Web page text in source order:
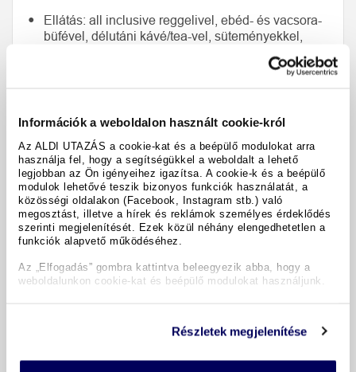
Információk a weboldalon használt cookie-król
Az ALDI UTAZÁS a cookie-kat és a beépülő modulokat arra
használja fel, hogy a segítségükkel a weboldalt a lehető
legjobban az Ön igényeihez igazítsa. A cookie-k és a beépülő
modulok lehetővé teszik bizonyos funkciók használatát, a
közösségi oldalakon (Facebook, Instagram stb.) való
megosztást, illetve a hírek és reklámok személyes érdeklődés
szerinti megjelenítését. Ezek közül néhány elengedhetetlen a
funkciók alapvető működéséhez.
Az „Elfogadás” gombra kattintva beleegyezik abba, hogy a
weboldalunkon cookie-kat és beépülő modulokat használjunk.
Részletek megjelenítése
Ellátás: all inclusive reggelivel, ebéd- és vacsora-
büfével, délutáni kávé/tea-vel, süteményekkel,
étkezésekhez (víz, gyümölcslevek, alkoholmentes
alkoholmentes italok, kávé, bor, sör, helyi
A szálloda saját fedett medencéjének és
fitnesztermének használata (nyitvatartás a
helyszíni kiírás szerint vagy online információk
szerint)
Hotel Adria ****